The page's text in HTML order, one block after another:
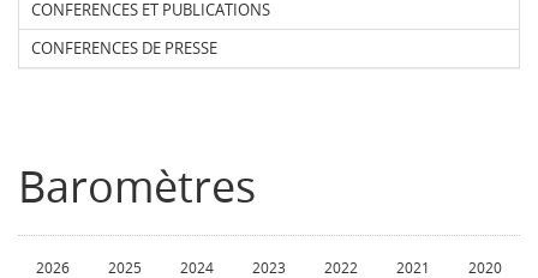
CONFERENCES ET PUBLICATIONS
CONFERENCES DE PRESSE
Baromètres
2026 2025 2024 2023 2022 2021 2020